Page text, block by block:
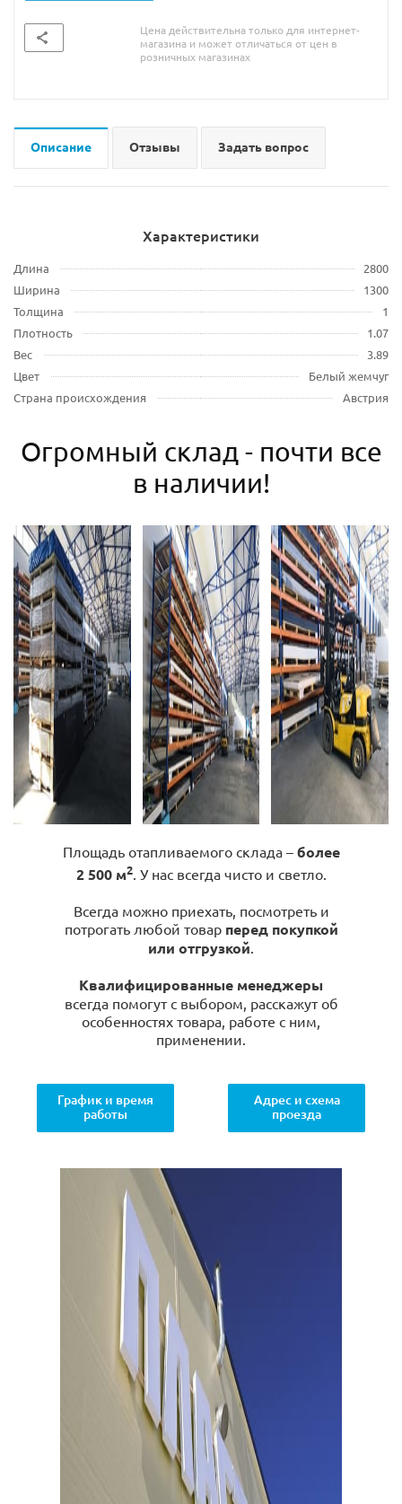
Цена действительна только для интернет-
магазина и может отличаться от цен в
розничных магазинах
Описание Отзывы Задать вопрос
Характеристики
Длина
2800
Ширина
1300
Толщина
1
Плотность
1.07
Вес
3.89
Цвет
Белый жемчуг
Страна происхождения
Австрия
Огромный склад - почти все
в наличии!
Площадь отапливаемого склада – более
2 500 м2. У нас всегда чисто и светло.
Всегда можно приехать, посмотреть и
потрогать любой товар перед покупкой
или отгрузкой.
Квалифицированные менеджеры
всегда помогут с выбором, расскажут об
особенностях товара, работе с ним,
применении.
График и время
работы
Адрес и схема
проезда